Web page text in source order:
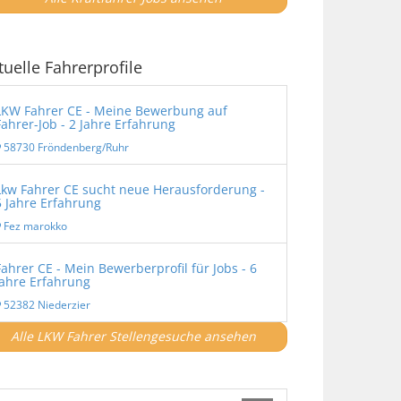
Fahrerprofile
Fahrer CE - Meine Bewerbung auf
Job - 2 Jahre Erfahrung
58730 Fröndenberg/Ruhr
Fahrer CE sucht neue Herausforderung -
Jahre Erfahrung
Fez marokko
CE - Mein Bewerberprofil für Jobs - 6
Erfahrung
52382 Niederzier
Alle LKW Fahrer Stellengesuche ansehen